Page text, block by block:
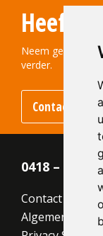
Formaat:
210x100x50
Structuur:
Kleur:
Heeft u
Neem gerust
verder.
Contact
0418 – 55 22
Contact
Algemene